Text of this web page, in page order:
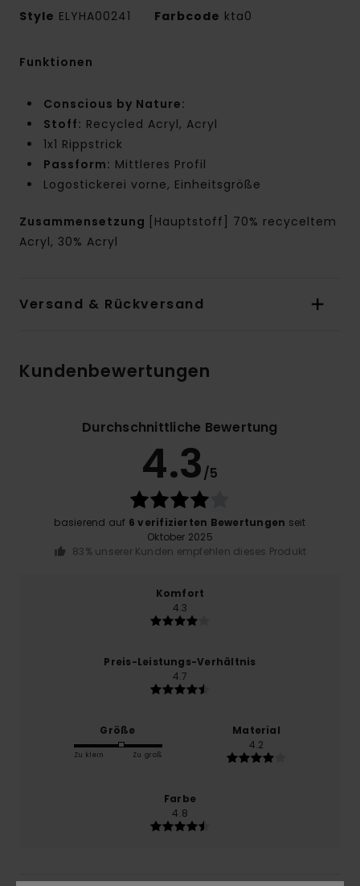
Style ELYHA00241 Farbcode kta0
Funktionen
Conscious by Nature:
Stoff: Recycled Acryl, Acryl
1x1 Rippstrick
Passform: Mittleres Profil
Logostickerei vorne, Einheitsgröße
Zusammensetzung [Hauptstoff] 70% recyceltem
Acryl, 30% Acryl
Versand & Rückversand
Kundenbewertungen
Durchschnittliche Bewertung
4.3/5
basierend auf 6 verifizierten Bewertungen seit
Oktober 2025
83% unserer Kunden empfehlen dieses Produkt
Komfort
4.3
Preis-Leistungs-Verhältnis
4.7
Größe
Zu klein Zu groß
Material
4.2
Farbe
4.8